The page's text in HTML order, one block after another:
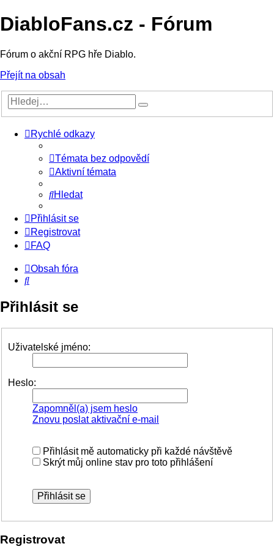
DiabloFans.cz - Fórum
Fórum o akční RPG hře Diablo.
Přejít na obsah
Rychlé odkazy
Témata bez odpovědí
Aktivní témata
Hledat
Přihlásit se
Registrovat
FAQ
Obsah fóra
Hledat
Přihlásit se
Uživatelské jméno:
Heslo:
Zapomněl(a) jsem heslo
Znovu poslat aktivační e-mail
Přihlásit mě automaticky při každé návštěvě
Skrýt můj online stav pro toto přihlášení
Registrovat